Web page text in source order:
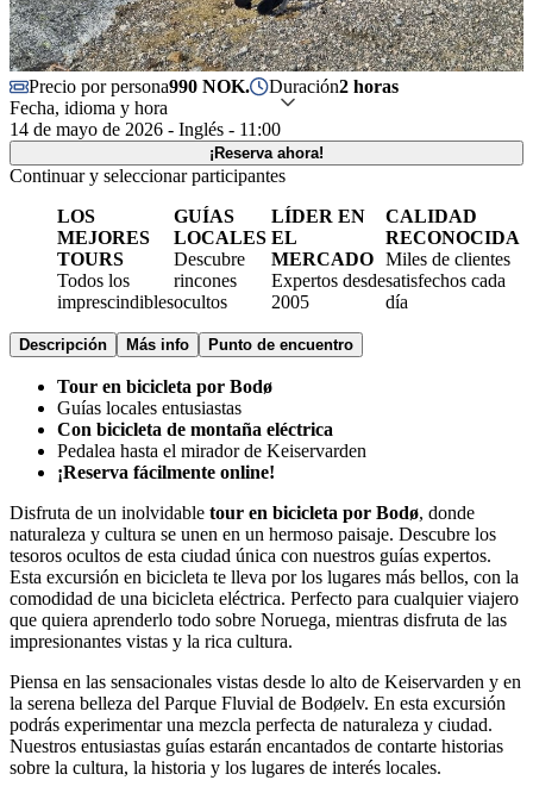
Precio por persona990 NOK. Duración2 horas
Fecha, idioma y hora
14 de mayo de 2026 - Inglés - 11:00
¡Reserva ahora!
Continuar y seleccionar participantes
LOS
MEJORES
TOURS
Todos los
imprescindibles
GUÍAS
LOCALES
Descubre
rincones
ocultos
LÍDER EN
EL
MERCADO
Expertos desde
2005
CALIDAD
RECONOCIDA
Miles de clientes
satisfechos cada
día
Descripción Más info Punto de encuentro
Tour en bicicleta por Bodø
Guías locales entusiastas
Con bicicleta de montaña eléctrica
Pedalea hasta el mirador de Keiservarden
¡Reserva fácilmente online!
Disfruta de un inolvidable tour en bicicleta por Bodø, donde
naturaleza y cultura se unen en un hermoso paisaje. Descubre los
tesoros ocultos de esta ciudad única con nuestros guías expertos.
Esta excursión en bicicleta te lleva por los lugares más bellos, con la
comodidad de una bicicleta eléctrica. Perfecto para cualquier viajero
que quiera aprenderlo todo sobre Noruega, mientras disfruta de las
impresionantes vistas y la rica cultura.
Piensa en las sensacionales vistas desde lo alto de Keiservarden y en
la serena belleza del Parque Fluvial de Bodøelv. En esta excursión
podrás experimentar una mezcla perfecta de naturaleza y ciudad.
Nuestros entusiastas guías estarán encantados de contarte historias
sobre la cultura, la historia y los lugares de interés locales.